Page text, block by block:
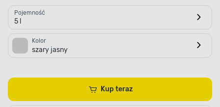
Pojemność
5 l
Kolor
szary jasny
Kup teraz